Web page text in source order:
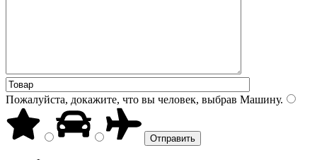
Пожалуйста, докажите, что вы человек, выбрав Машину.